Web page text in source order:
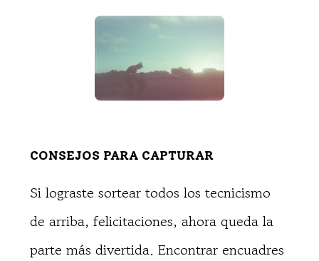
CONSEJOS PARA CAPTURAR
Si lograste sortear todos los tecnicismo
de arriba, felicitaciones, ahora queda la
parte más divertida. Encontrar encuadres